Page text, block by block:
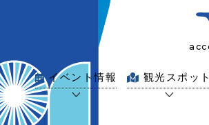
イベント情報 観光スポット